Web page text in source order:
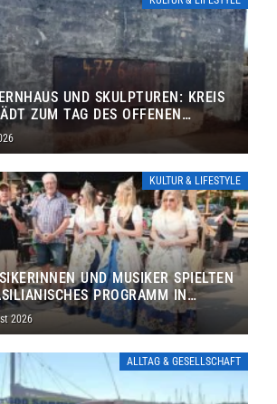
UND SKULPTUREN: KREIS
ZUM TAG DES OFFENEN
KULTUR & LIFESTYLE
UND MUSIKER SPIELTEN
PROGRAMM IN
2026
ALLTAG & GESELLSCHAFT